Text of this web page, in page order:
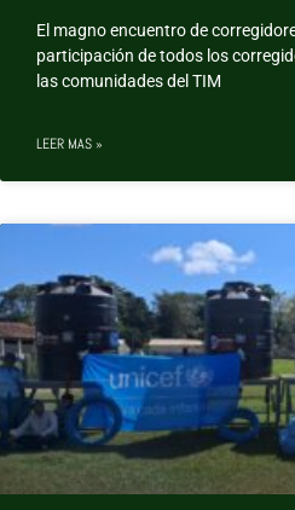
El magno encuentro de
participación de todos los
las comunidades del TIM
LEER MAS »